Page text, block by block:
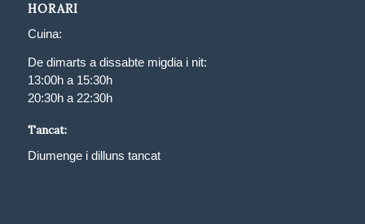
HORARI
Cuina:
De dimarts a dissabte migdia i nit:
13:00h a 15:30h
20:30h a 22:30h
Tancat:
Diumenge i dilluns tancat